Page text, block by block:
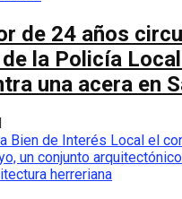
de 24 años
la Policía
una acera en